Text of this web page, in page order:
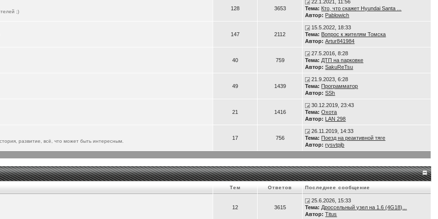
;)
128 3653
22.1.2021, 11:56
Тема: Кто, что скажет Hyundai Santa ...
Автор: Pablowich
147 2112
15.5.2022, 18:33
Тема: Вопрос к жителям Томска
Автор: Artur841984
40 759
27.5.2016, 8:28
Тема: ДТП на парковке
Автор: SakuReTsu
49 1439
21.9.2023, 6:28
Тема: Программатор
Автор: SSh
21 1416
30.12.2019, 23:43
Тема: Охота
Автор: LAN 298
развитие, всё, что может быть интересным.
17 756
26.11.2019, 14:33
Тема: Поезд на реактивной тяге
Автор: rysvtpjb
Тем Ответов Последнее сообщение
12 3615
25.6.2026, 15:33
Тема: Дроссельный узел на 1.6 (4G18)...
Автор: Titus